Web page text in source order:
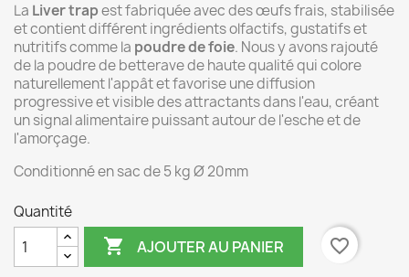
La Liver trapest fabriquée avec des œufs frais, stabilisée
et contient différent ingrédients olfactifs, gustatifs et
nutritifs comme la poudre de foie. Nous y avons rajouté
de la poudre de betterave de haute qualité qui colore
naturellement l'appât et favorise une diffusion
progressive et visible des attractants dans l'eau, créant
un signal alimentaire puissant autour de l'esche et de
l'amorçage.
Conditionné en sac de 5 kg Ø 20mm
Quantité
 AJOUTER AU PANIER favorite_border